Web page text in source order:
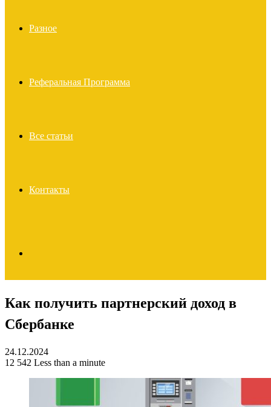
Разное
Реферальная Программа
Все статьи
Контакты
for
Как получить партнерский доход в
Сбербанке
24.12.2024
12 542 Less than a minute